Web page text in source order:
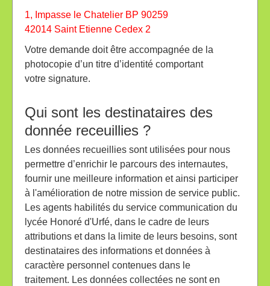
1, Impasse le Chatelier BP 90259
42014 Saint Etienne Cedex 2
Votre demande doit être accompagnée de la
photocopie d’un titre d’identité comportant
votre signature.
Qui sont les destinataires des
donnée receuillies ?
Les données recueillies sont utilisées pour nous
permettre d’enrichir le parcours des internautes,
fournir une meilleure information et ainsi participer
à l'amélioration de notre mission de service public.
Les agents habilités du service communication du
lycée Honoré d'Urfé, dans le cadre de leurs
attributions et dans la limite de leurs besoins, sont
destinataires des informations et données à
caractère personnel contenues dans le
traitement. Les données collectées ne sont en